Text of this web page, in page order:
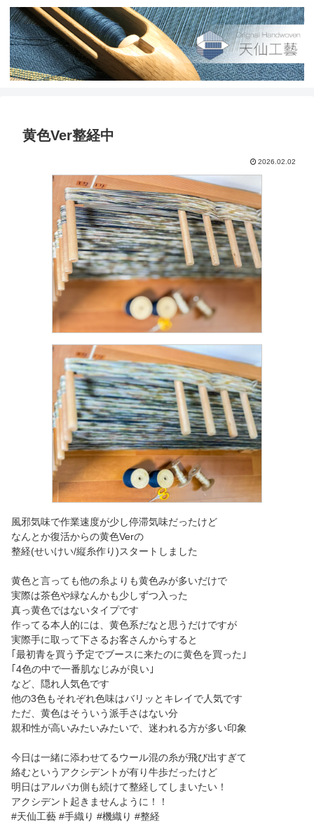
黄色Ver整経中
2026.02.02
風邪気味で作業速度が少し停滞気味だったけど
なんとか復活からの黄色Verの
整経(せいけい/縦糸作り)スタートしました
黄色と言っても他の糸よりも黄色みが多いだけで
実際は茶色や緑なんかも少しずつ入った
真っ黄色ではないタイプです
作ってる本人的には、黄色系だなと思うだけですが
実際手に取って下さるお客さんからすると
｢最初青を買う予定でブースに来たのに黄色を買った｣
｢4色の中で一番肌なじみが良い｣
など、隠れ人気色です
他の3色もそれぞれ色味はバリッとキレイで人気です
ただ、黄色はそういう派手さはない分
親和性が高いみたいみたいで、迷われる方が多い印象
今日は一緒に添わせてるウール混の糸が飛び出すぎて
絡むというアクシデントが有り牛歩だったけど
明日はアルパカ側も続けて整経してしまいたい！
アクシデント起きませんように！！
#天仙工藝 #手織り #機織り #整経